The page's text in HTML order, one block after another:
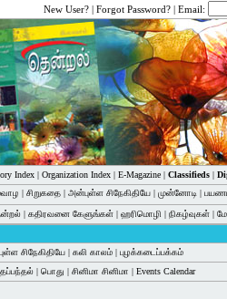
New User? | Forgot Password? | Email:
Index| Organization Index| E-Magazine| Classifieds|
| சிறுகதை | அன்புள்ள சிநேகிதியே | முன்னோடி |
| கதிரவனை கேளுங்கள் | ஹரிமொழி | நிகழ்வுகள் |
சிநேகிதியே | கலி காலம் | புழக்கடைப்பக்கம்
| பொது | சினிமா சினிமா | Events Calendar